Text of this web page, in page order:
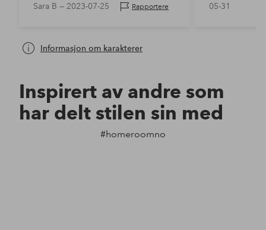
Sara B — 2023-07-25 Rapportere
05-31
Informasjon om karakterer
Inspirert av andre som
har delt stilen sin med
#homeroomno